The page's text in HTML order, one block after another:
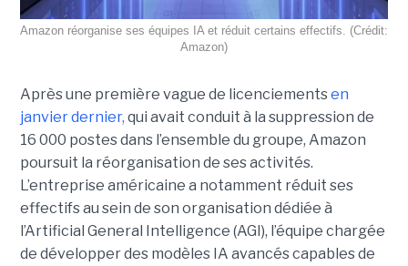
Amazon réorganise ses équipes IA et réduit certains effectifs. (Crédit:
Amazon)
Après une première vague de licenciementsen
janvier dernier, qui avait conduit à la suppression de
16 000 postes dans l’ensemble du groupe, Amazon
poursuit la réorganisation de ses activités.
L’entreprise américaine a notamment réduit ses
effectifs au sein de son organisation dédiée à
l’Artificial General Intelligence (AGI), l’équipe chargée
de développer des modèles IA avancés capables de